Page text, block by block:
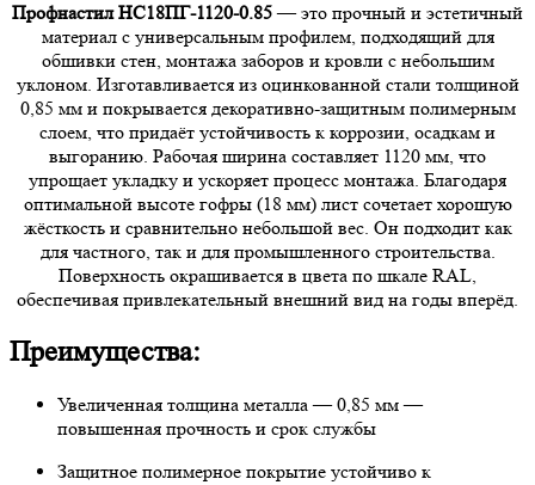
Профнастил НС18ПГ-1120-0.85— это прочный и эстетичный
материал с универсальным профилем, подходящий для
обшивки стен, монтажа заборов и кровли с небольшим
уклоном. Изготавливается из оцинкованной стали толщиной
0,85 мм и покрывается декоративно-защитным полимерным
слоем, что придаёт устойчивость к коррозии, осадкам и
выгоранию. Рабочая ширина составляет 1120 мм, что
упрощает укладку и ускоряет процесс монтажа. Благодаря
оптимальной высоте гофры (18 мм) лист сочетает хорошую
жёсткость и сравнительно небольшой вес. Он подходит как
для частного, так и для промышленного строительства.
Поверхность окрашивается в цвета по шкале RAL,
обеспечивая привлекательный внешний вид на годы вперёд.
Преимущества:
Увеличенная толщина металла — 0,85 мм —
повышенная прочность и срок службы
Защитное полимерное покрытие устойчиво к